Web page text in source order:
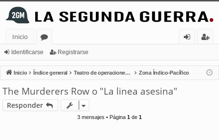
Inicio
or
os
nt
ifi
ist
ra
Identificarse Registrarse
Inicio Índice general Teatro de operaciones navales Zona Índico-Pacífico
The Murderers Row o "La linea asesina"
Responder
3 mensajes • Página 1 de 1